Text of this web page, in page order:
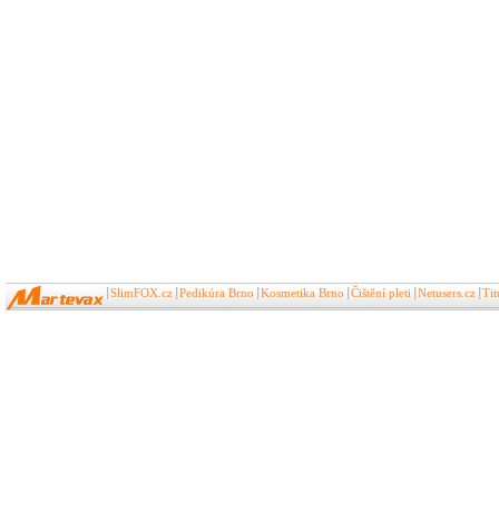
SlimFOX.cz Pedikúra Brno Kosmetika Brno Čištění pleti Netusers.cz